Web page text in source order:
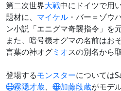
第二次世界大戦中にドイツで用
題材に、 マイケル ・バー＝ゾウ
ン小説「エニグマ奇襲指令」を
また、暗号機オグマの名前はお
言葉の神オグミオスの別名から
登場するモンスターについては
霧隠才蔵、 加藤段蔵がモデ